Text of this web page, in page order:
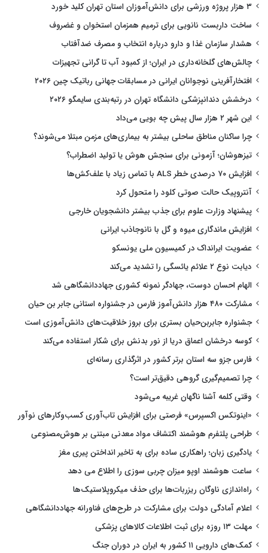
۳ هزار پروژه ورزشی برای دانش‌آموزان استان تهران کلید خورد
ساخت داربست نانویی برای ترمیم همزمان استخوان و غضروف
هشدار سازمان غذا و دارو درباره انتخاب و مصرف ضدآفتاب
چالش‌های گلخانه‌داری در ایران؛ از کمبود آب تا گرانی تجهیزات
افتخارآفرینی نوجوانان ایرانی در مسابقات جهانی رباتیک چین ۲۰۲۶
درخشش دندانپزشکی دانشگاه تهران در رتبه‌بندی سایمگو ۲۰۲۶
این شهر ۲ هزار سال پیش چه بویی می‌داد
چرا ساکنان مناطق ساحلی بیشتر به بیماری‌های مزمن مبتلا می‌شوند؟
تیزهوشان؛ آزمونی برای سنجش هوش یا تولید اضطراب؟
افزایش ۷۰ درصدی خطر ALS با تماس زیاد با علف‌کش‌ها
آنتروپیک حالت صوتی کلود را متحول کرد
پیشنهاد وزارت علوم برای جذب بیشتر دانشجویان خارجی
افزایش ماندگاری میوه و گل با نانوجاذب ایرانی
عضویت ایرانداک در کمیسیون ملی یونسکو
دیابت نوع ۲ علائم یائسگی را تشدید می‌کند
الهام احسان دوست، جهادگر نمونه کشوری جهاددانشگاهی شد
مشارکت ۴۸۰ هزار دانش‌آموز فارس در جشنواره استانی جابر بن حیان
جشنواره جابربن‌حیان بستری برای بروز خلاقیت‌های دانش‌آموزی است
کوسه درخشان اعماق دریا از نور بدنش برای شکار استفاده می‌کند
فارس جزو سه استان برتر کشور در اثرگذاری رسانه‌ای
چرا تصمیم‌گیری گروهی دقیق‌تر است؟
وقتی کلمه آشنا ناگهان غریبه می‌شود
«اینوتکس اکسپرس» فرصتی برای افزایش تاب‌آوری کسب‌وکارهای نوآور
طراحی پلتفرم هوشمند اکتشاف مواد معدنی مبتنی بر هوش‌مصنوعی
یادگیری زبان؛ راهکاری ساده برای به تاخیر انداختن پیری مغز
ساعت هوشمند اوپو میزان چربی سوزی را اطلاع می دهد
راه‌اندازی ناوگان ریزربات‌ها برای حذف میکروپلاستیک‌ها
اعلام آمادگی دولت برای مشارکت در طرح‌های فناورانه جهاددانشگاهی
مهلت ۱۳ روزه برای ثبت اطلاعات کالاهای پزشکی
کمک‌های دارویی ۱۱ کشور به ایران در دوران جنگ